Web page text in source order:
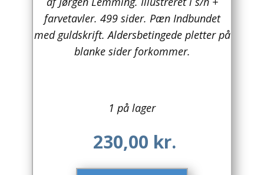
Australien
Børnebøger
farvetavler. 499 sider. Pæn Indbundet
med guldskrift. Aldersbetingede pletter på
blanke sider forkommer.
1 på lager
230,00 kr.